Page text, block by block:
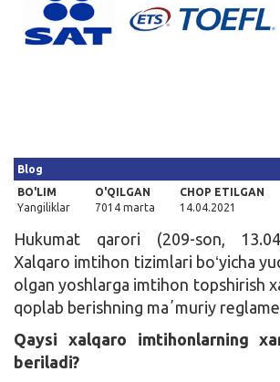
Kirish
Blog
BO'LIM
Yangiliklar
O'QILGAN
7014 marta
CHOP ETILGAN
14.04.2021
Hukumat qarori (209-son,
Xalqaro imtihon tizimlari boʻyicha
olgan yoshlarga imtihon topshirish
qoplab berishning maʼmuriy
Qaysi xalqaro imtihonlarning
beriladi?